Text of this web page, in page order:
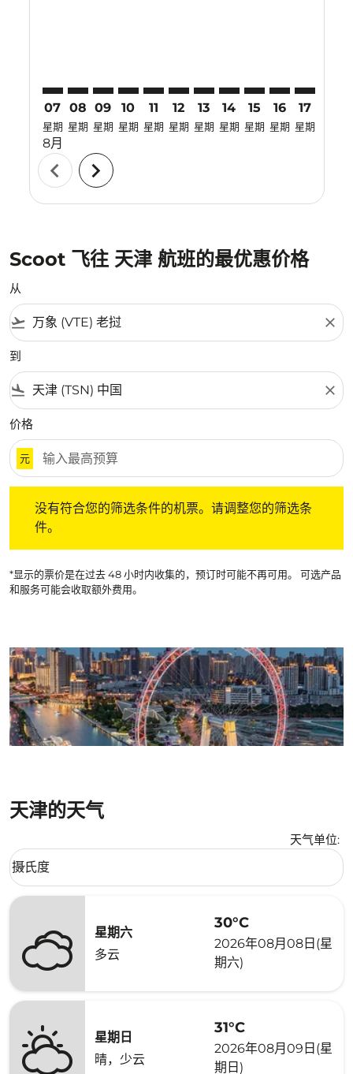
07
星期
8月
08
星期
09
星期
10
星期
11
星期
12
星期
13
星期
14
星期
15
星期
16
星期
17
星期
chevron_left chevron_right
Scoot 飞往 天津 航班的最优惠价格
从
flight_takeoff close
到
flight_land close
价格
元
没有符合您的筛选条件的机票。请调整您的筛选条
件。
*显示的票价是在过去 48 小时内收集的，预订时可能不再可用。 可选产品
和服务可能会收取额外费用。
天津的天气
天气单位:
Weather unit option 摄氏度 Selected
摄氏度
keyboard_arrow_down
星期六
多云
30°C
2026年08月08日(星
期六)
星期日
晴，少云
31°C
2026年08月09日(星
期日)